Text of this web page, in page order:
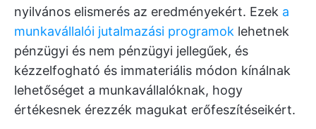
nyilvános elismerés az eredményekért. Ezek a
munkavállalói jutalmazási programok lehetnek
pénzügyi és nem pénzügyi jellegűek, és
kézzelfogható és immateriális módon kínálnak
lehetőséget a munkavállalóknak, hogy
értékesnek érezzék magukat erőfeszítéseikért.